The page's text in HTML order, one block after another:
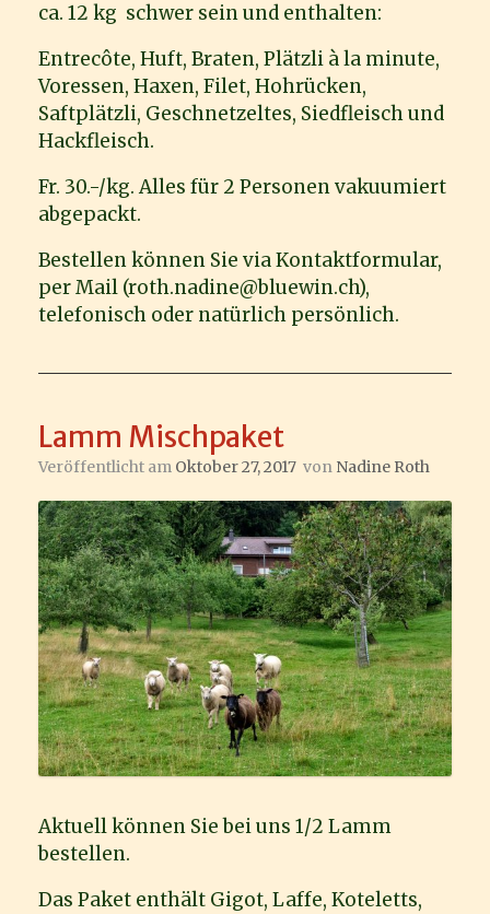
ca. 12 kg schwer sein und enthalten:
Entrecôte, Huft, Braten, Plätzli à la minute,
Voressen, Haxen, Filet, Hohrücken,
Saftplätzli, Geschnetzeltes, Siedfleisch und
Hackfleisch.
Fr. 30.-/kg. Alles für 2 Personen vakuumiert
abgepackt.
Bestellen können Sie via Kontaktformular,
per Mail (roth.nadine@bluewin.ch),
telefonisch oder natürlich persönlich.
Lamm Mischpaket
Veröffentlicht am Oktober 27, 2017 von Nadine Roth
Aktuell können Sie bei uns 1/2 Lamm
bestellen.
Das Paket enthält Gigot, Laffe, Koteletts,